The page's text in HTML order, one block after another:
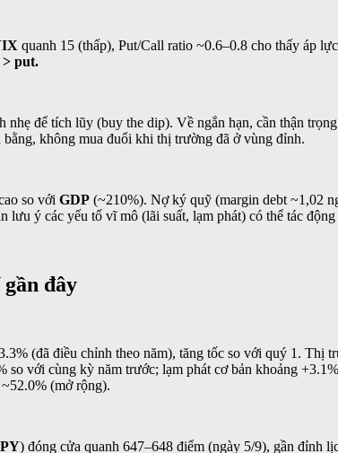
quanh 15 (thấp), Put/Call ratio ~0.6–0.8 cho thấy áp
> put.
nhẹ để tích lũy (buy the dip). Về ngắn hạn, cần thận
không mua đuổi khi thị trường đã ở vùng đỉnh.
so với GDP (~210%). Nợ ký quỹ (margin debt ~1,02
ý các yếu tố vĩ mô (lãi suất, lạm phát) có thể tác động
đây
(đã điều chỉnh theo năm), tăng tốc so với quý 1. Thị
với cùng kỳ năm trước; lạm phát cơ bản khoảng
(mở rộng).
) đóng cửa quanh 647–648 điểm (ngày 5/9), gần đỉnh